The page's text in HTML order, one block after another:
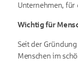
Unternehmen, für
Wichtig für
Seit der
Menschen im